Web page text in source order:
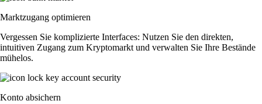
Marktzugang optimieren
Vergessen Sie komplizierte Interfaces: Nutzen Sie den direkten,
intuitiven Zugang zum Kryptomarkt und verwalten Sie Ihre Bestände
mühelos.
Konto absichern